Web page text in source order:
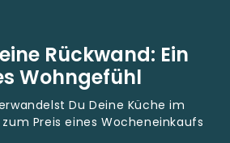
Rückwand: Ein
Wohngefühl
Du Deine Küche im
Preis eines Wocheneinkaufs